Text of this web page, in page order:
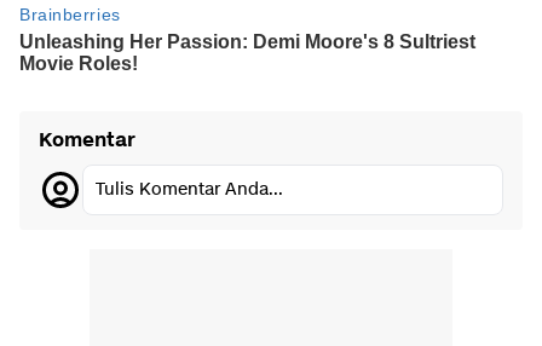
Komentar
Tulis Komentar Anda...